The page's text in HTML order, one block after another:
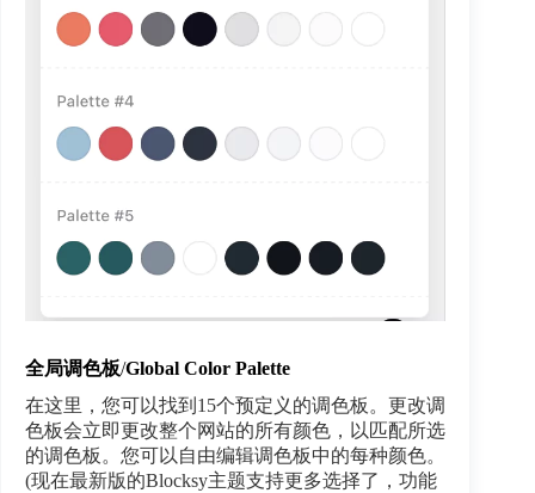
全局调色板/Global Color Palette
在这里，您可以找到15个预定义的调色板。更改调
色板会立即更改整个网站的所有颜色，以匹配所选
的调色板。您可以自由编辑调色板中的每种颜色。
(现在最新版的Blocksy主题支持更多选择了，功能